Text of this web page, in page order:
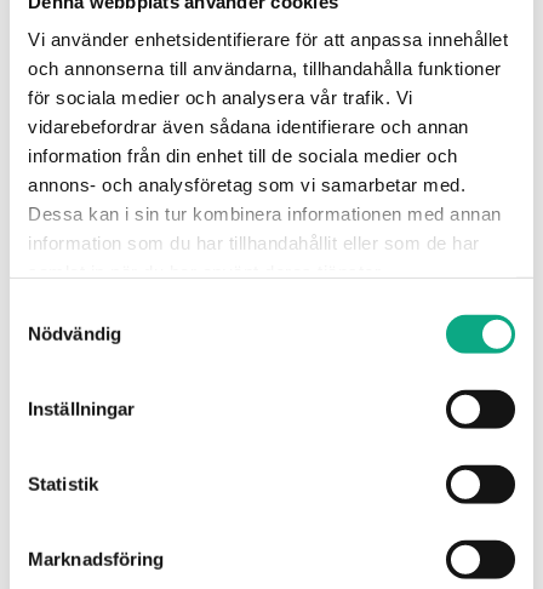
Vi använder enhetsidentifierare för att anpassa innehållet
och annonserna till användarna, tillhandahålla funktioner
för sociala medier och analysera vår trafik. Vi
vidarebefordrar även sådana identifierare och annan
information från din enhet till de sociala medier och
annons- och analysföretag som vi samarbetar med.
Dessa kan i sin tur kombinera informationen med annan
information som du har tillhandahållit eller som de har
Nödvändig
Inställningar
Statistik
Marknadsföring
Planerad rengöring av stammar som återställer
kapaciteten i stammarna och ger stabilare drift i
fastigheten.
Stamspolning i Ronneby
Avloppsspolning i Ronneby
få tillbaka ett jämnt flöde när avloppet börjar strula.